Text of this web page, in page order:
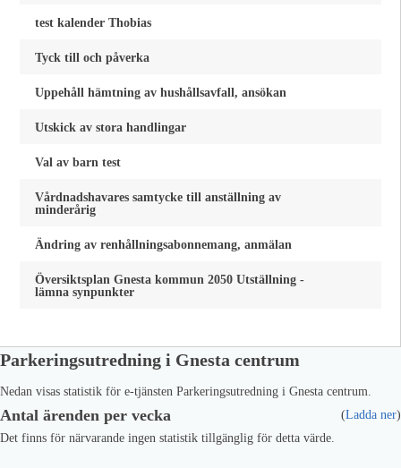
test kalender Thobias
Tyck till och påverka
Uppehåll hämtning av hushållsavfall, ansökan
Utskick av stora handlingar
Val av barn test
Vårdnadshavares samtycke till anställning av
minderårig
Ändring av renhållningsabonnemang, anmälan
Översiktsplan Gnesta kommun 2050 Utställning -
lämna synpunkter
Parkeringsutredning i Gnesta centrum
Nedan visas statistik för e-tjänsten Parkeringsutredning i Gnesta centrum.
Antal ärenden per vecka (Ladda ner)
Det finns för närvarande ingen statistik tillgänglig för detta värde.